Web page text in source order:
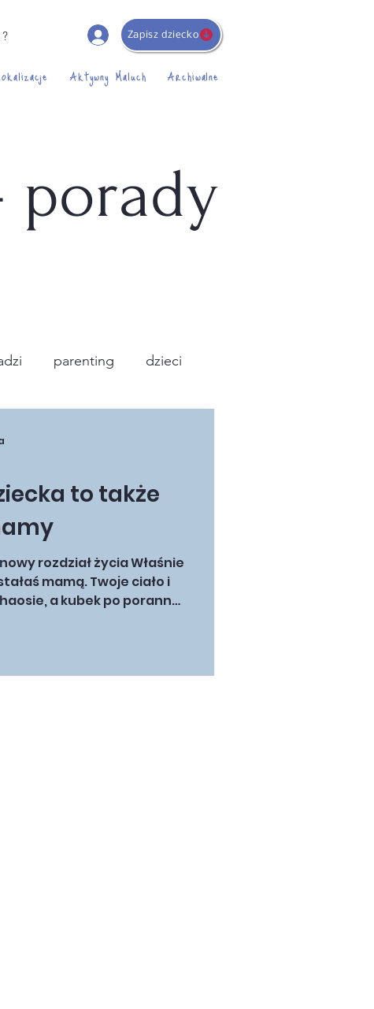
Zapisz dziecko
Aktywny Maluch Archiwalne
porady
parenting dzieci
to także
rozdział życia Właśnie
mamą. Twoje ciało i
a kubek po porannej
dla Ciebie osobie –